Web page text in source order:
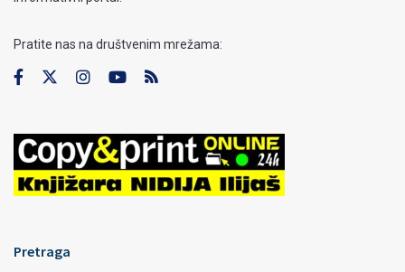
Pratite nas na društvenim mrežama:
Pretraga